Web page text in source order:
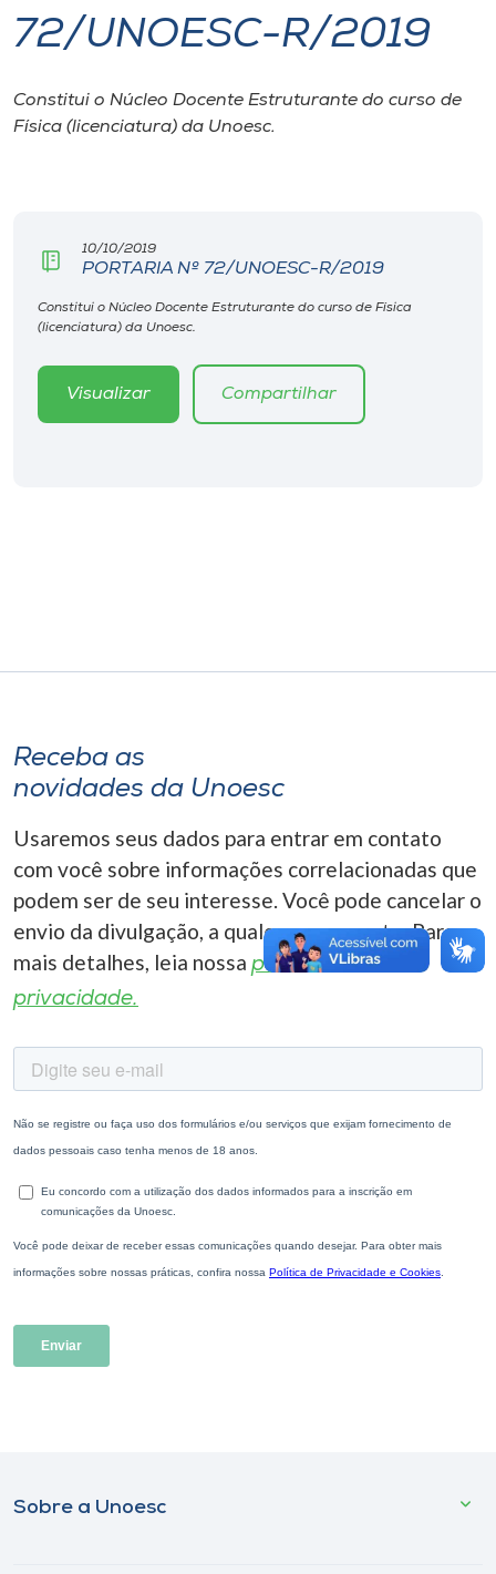
I.nova
Diplomados
CPA
Biblioteca
Editora
A-
72/UNOESC-R/2019
Constitui o Núcleo Docente Estruturante do curso de
Física (licenciatura) da Unoesc.
10/10/2019
PORTARIA Nº 72/UNOESC-R/2019
Constitui o Núcleo Docente Estruturante do curso de Física
(licenciatura) da Unoesc.
Visualizar Compartilhar
Receba as
novidades da Unoesc
Usaremos seus dados para entrar em contato
com você sobre informações correlacionadas que
podem ser de seu interesse. Você pode cancelar o
envio da divulgação, a qualquer momento. Para
mais detalhes, leia nossa política de
privacidade.
Sobre a Unoesc